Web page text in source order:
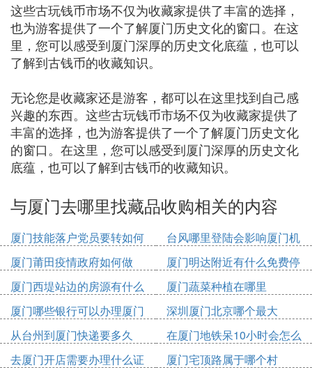
这些古玩钱币市场不仅为收藏家提供了丰富的选择，
也为游客提供了一个了解厦门历史文化的窗口。在这
里，您可以感受到厦门深厚的历史文化底蕴，也可以
了解到古钱币的收藏知识。
无论您是收藏家还是游客，都可以在这里找到自己感
兴趣的东西。这些古玩钱币市场不仅为收藏家提供了
丰富的选择，也为游客提供了一个了解厦门历史文化
的窗口。在这里，您可以感受到厦门深厚的历史文化
底蕴，也可以了解到古钱币的收藏知识。
与厦门去哪里找藏品收购相关的内容
厦门技能落户党员要转如何
办理
台风哪里登陆会影响厦门机
场
厦门莆田疫情政府如何做
厦门明达附近有什么免费停
车位
厦门西堤站边的房源有什么
厦门蔬菜种植在哪里
厦门哪些银行可以办理厦门
市民卡
深圳厦门北京哪个最大
从台州到厦门快递要多久
在厦门地铁呆10小时会怎么
收费
去厦门开店需要办理什么证 厦门宅顶路属于哪个村